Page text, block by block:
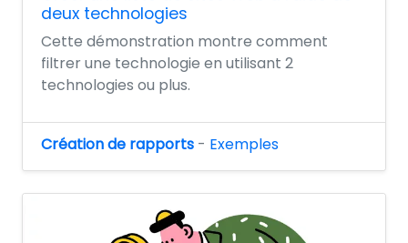
deux technologies
Cette démonstration montre comment
filtrer une technologie en utilisant 2
technologies ou plus.
Création de rapports - Exemples